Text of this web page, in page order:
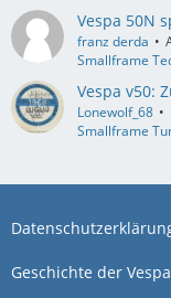
Vespa 50N
franz derda
Smallframe
Vespa v50:
Lonewolf_68
Smallframe
Geschichte der